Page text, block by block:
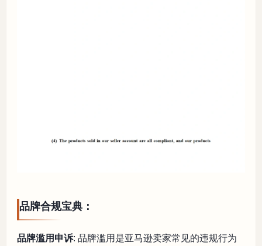
品牌合规宝典：
品牌滥用申诉: 品牌滥用是亚马逊卖家常见的违规行为